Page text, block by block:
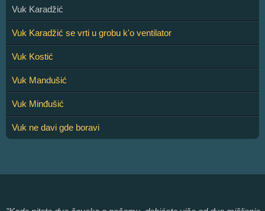
Vuk Karadžić
Vuk Karadžić se vrti u grobu k'o ventilator
Vuk Kostić
Vuk Mandušić
Vuk Minđušić
Vuk ne davi gde boravi